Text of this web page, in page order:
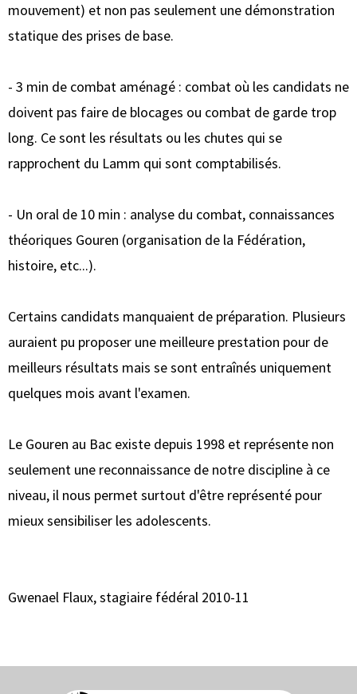
mouvement) et non pas seulement une démonstration
statique des prises de base.
- 3 min de combat aménagé : combat où les candidats ne
doivent pas faire de blocages ou combat de garde trop
long. Ce sont les résultats ou les chutes qui se
rapprochent du Lamm qui sont comptabilisés.
- Un oral de 10 min : analyse du combat, connaissances
théoriques Gouren (organisation de la Fédération,
histoire, etc...).
Certains candidats manquaient de préparation. Plusieurs
auraient pu proposer une meilleure prestation pour de
meilleurs résultats mais se sont entraînés uniquement
quelques mois avant l'examen.
Le Gouren au Bac existe depuis 1998 et représente non
seulement une reconnaissance de notre discipline à ce
niveau, il nous permet surtout d'être représenté pour
mieux sensibiliser les adolescents.
Gwenael Flaux, stagiaire fédéral 2010-11